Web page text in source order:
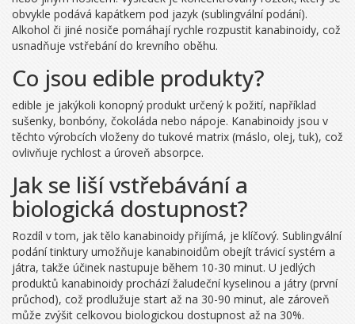
obvykle podává kapátkem pod jazyk (sublingvální podání).
Alkohol či jiné nosiče pomáhají rychle rozpustit kanabinoidy, což
usnadňuje vstřebání do krevního oběhu.
Co jsou edible produkty?
edible je jakýkoli konopný produkt určený k požití, například
sušenky, bonbóny, čokoláda nebo nápoje. Kanabinoidy jsou v
těchto výrobcích vloženy do tukové matrix (máslo, olej, tuk), což
ovlivňuje rychlost a úroveň absorpce.
Jak se liší vstřebávání a
biologická dostupnost?
Rozdíl v tom, jak tělo kanabinoidy přijímá, je klíčový. Sublingvální
podání tinktury umožňuje kanabinoidům obejít trávicí systém a
játra, takže účinek nastupuje během 10-30 minut. U jedlých
produktů kanabinoidy prochází žaludeční kyselinou a játry (první
průchod), což prodlužuje start až na 30-90 minut, ale zároveň
může zvýšit celkovou biologickou dostupnost až na 30%.